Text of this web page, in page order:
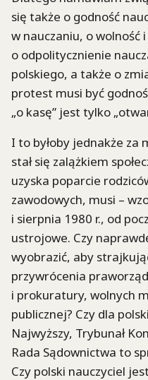
się także o godność
w nauczaniu, o wolność i
o odpolitycznienie
polskiego, a także o
protest musi być
„o kasę” jest tylko
I to byłoby jednakże za
stał się zalążkiem
uzyska poparcie
zawodowych, musi –
i sierpnia 1980 r., od
ustrojowe. Czy
wyobrazić, aby
przywrócenia
i prokuratury, wolnych
publicznej? Czy dla
Najwyższy, Trybunał
Rada Sądownictwa to
Czy polski nauczyciel